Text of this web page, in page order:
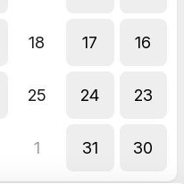
16
17
18
23
24
25
30
31
1